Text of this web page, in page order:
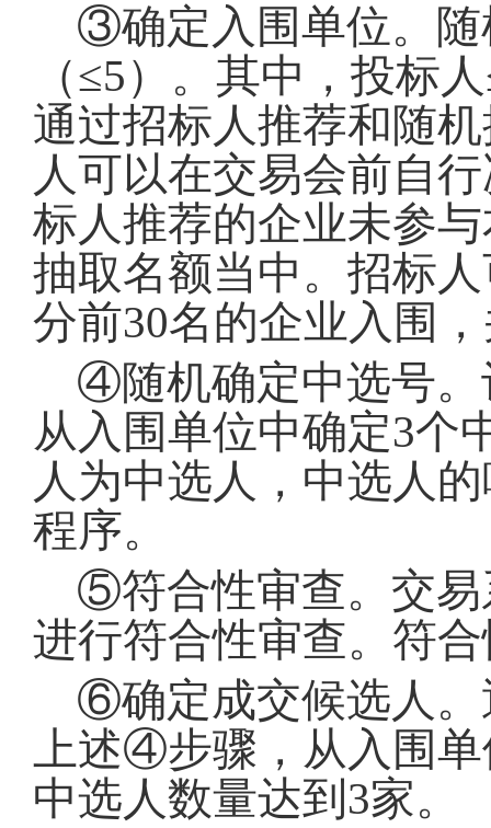
③确定入围单位。
（≤5） 。 其中，投标
通过招标人推荐和随
人可以在交易会前自
标人推荐的企业未参
抽取名额当中。 招标
分前30名的企业入围
④随机确定中选号。
从入围单位中确定3个
人为中选人，中选人
程序。
⑤符合性审查。 交
进行符合性审查。 符
⑥确定成交候选人 。
上述④步骤，从入围
中选人数量达到3家。